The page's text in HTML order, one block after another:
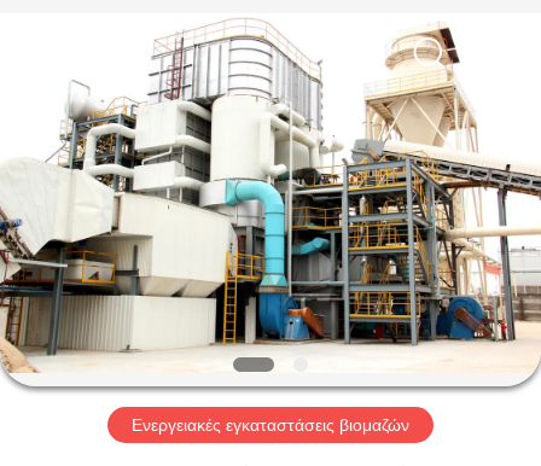
ΣΠΊΤΙ
ΠΡΟΪΌΝΤΑ
ΣΧΕΤΙΚΆ
ΜΕ
ΕΜΆΣ
ΞΕΝΆΓΗΣΗΕνεργειακές εγκαταστάσεις βιομαζών